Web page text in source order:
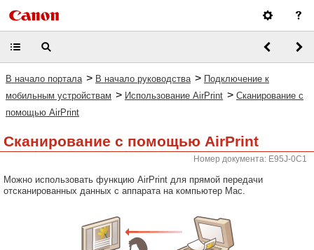
В начало портала > В начало руководства > Подключение к
мобильным устройствам > Использование AirPrint > Сканирование с
помощью AirPrint
Сканирование с помощью AirPrint
Номер документа: E95J-0C1
Можно использовать функцию AirPrint для прямой передачи
отсканированных данных с аппарата на компьютер Mac.